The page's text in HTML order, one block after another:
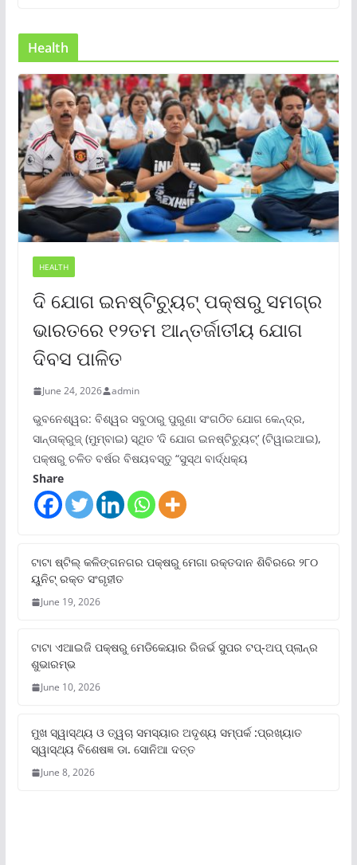
Health
HEALTH
ଦି ଯୋଗ ଇନଷ୍ଟିଚ୍ୟୁଟ୍ ପକ୍ଷରୁ ସମଗ୍ର
ଭାରତରେ ୧୨ତମ ଆନ୍ତର୍ଜାତୀୟ ଯୋଗ
ଦିବସ ପାଳିତ
June 24, 2026 admin
ଭୁବନେଶ୍ୱର: ବିଶ୍ୱର ସବୁଠାରୁ ପୁରୁଣା ସଂଗଠିତ ଯୋଗ କେନ୍ଦ୍ର,
ସାନ୍ତାକ୍ରୁଜ୍ (ମୁମ୍ବାଇ) ସ୍ଥିତ ‘ଦି ଯୋଗ ଇନଷ୍ଟିଚ୍ୟୁଟ୍‌’ (ଟିୱାଇଆଇ),
ପକ୍ଷରୁ ଚଳିତ ବର୍ଷର ବିଷୟବସ୍ତୁ “ସୁସ୍ଥ ବାର୍ଦ୍ଧକ୍ୟ
Share
ଟାଟା ଷ୍ଟିଲ୍‌ କଳିଙ୍ଗନଗର ପକ୍ଷରୁ ମେଗା ରକ୍ତଦାନ ଶିବିରରେ ୨୮୦
ୟୁନିଟ୍‌ ରକ୍ତ ସଂଗୃହୀତ
June 19, 2026
ଟାଟା ଏଆଇଜି ପକ୍ଷରୁ ମେଡିକେୟାର ରିଜର୍ଭ ସୁପର ଟପ୍‌-ଅପ୍ ପ୍ଲାନ୍‌ର
ଶୁଭାରମ୍ଭ
June 10, 2026
ମୁଖ ସ୍ୱାସ୍ଥ୍ୟ ଓ ତ୍ୱଚା ସମସ୍ୟାର ଅଦୃଶ୍ୟ ସମ୍ପର୍କ :ପ୍ରଖ୍ୟାତ
ସ୍ୱାସ୍ଥ୍ୟ ବିଶେଷଜ୍ଞ ଡା. ସୋନିଆ ଦତ୍ତ
June 8, 2026